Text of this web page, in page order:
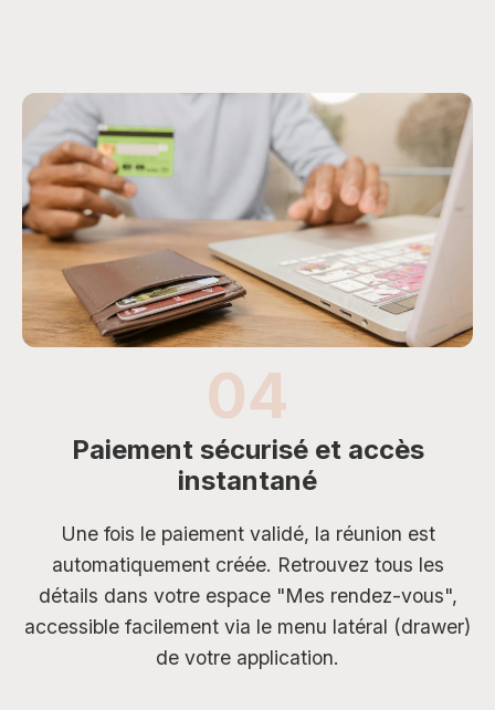
04
Paiement sécurisé et accès
instantané
Une fois le paiement validé, la réunion est
automatiquement créée. Retrouvez tous les
détails dans votre espace "Mes rendez-vous",
accessible facilement via le menu latéral (drawer)
de votre application.